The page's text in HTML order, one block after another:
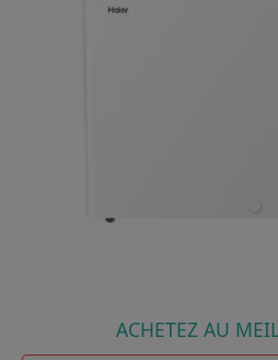
ACHETEZ AU